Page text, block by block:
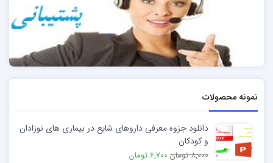
علاوه بر اینها باید به نوع سیم جوشها و نحوه نگهداری انها و
سپس باید در حین جوشکاری قطعات را کنترل کند تا قطعه
مورد نظر کمترین عیب را داشته باشد
و بعد از اتمام جوشکاری قطعه را کنترل کند و عیوب احتمالی
نمونه محصولات
دانلود جزوه معرفی داروهای شایع در بیماری های نوزادان
و کودکان
8,000 تومان 6,700 تومان